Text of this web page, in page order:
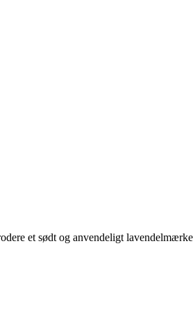
et sødt og anvendeligt